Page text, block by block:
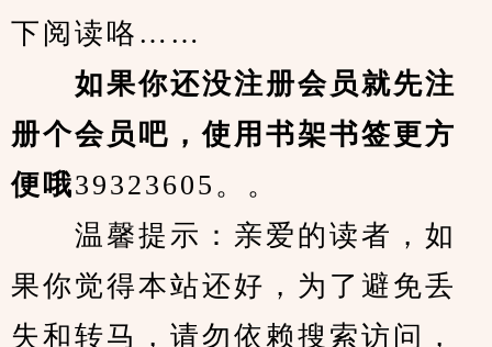
下阅读咯……
如果你还没注册会员就先注
册个会员吧，使用书架书签更方
便哦39323605。。
温馨提示：亲爱的读者，如
果你觉得本站还好，为了避免丢
失和转马，请勿依赖搜索访问，